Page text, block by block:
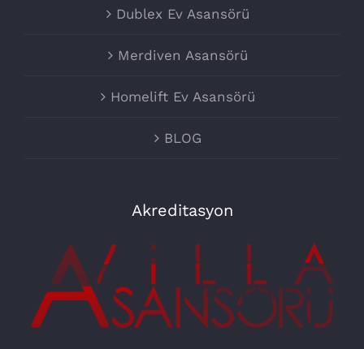
Dublex Ev Asansörü
Merdiven Asansörü
Homelift Ev Asansörü
BLOG
Akreditasyon